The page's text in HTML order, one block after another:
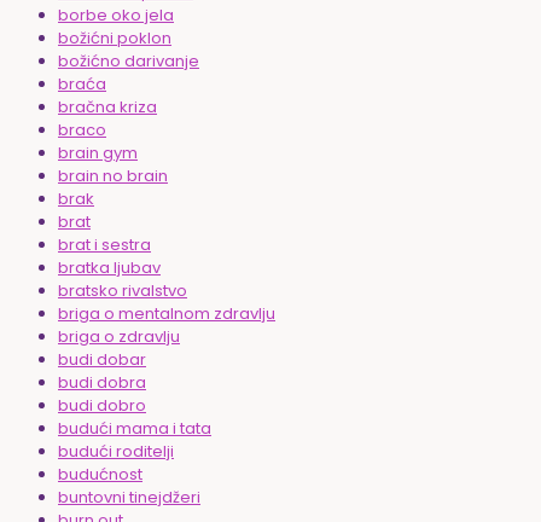
borbe oko jela
božićni poklon
božićno darivanje
braća
bračna kriza
braco
brain gym
brain no brain
brak
brat
brat i sestra
bratka ljubav
bratsko rivalstvo
briga o mentalnom zdravlju
briga o zdravlju
budi dobar
budi dobra
budi dobro
budući mama i tata
budući roditelji
budućnost
buntovni tinejdžeri